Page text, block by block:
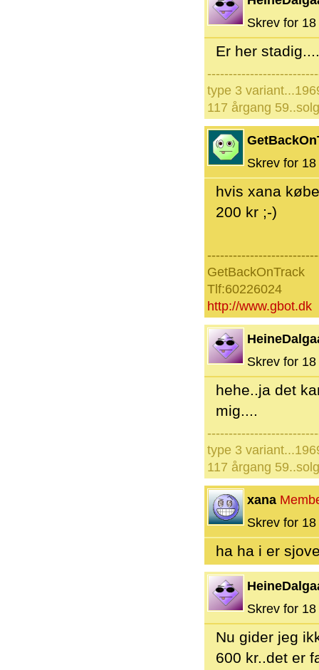
Skrev for
Er her stadig....
type 3
117 årgang
Skrev for
hvis xana
200 kr ;-)
GetBackOnTrack
Tlf:60226024
http://www.gbot.dk
Skrev for
hehe..ja det
mig....
type 3
117 årgang
xana
Skrev for
ha ha i er
Skrev for
Nu gider jeg
600 kr..det er